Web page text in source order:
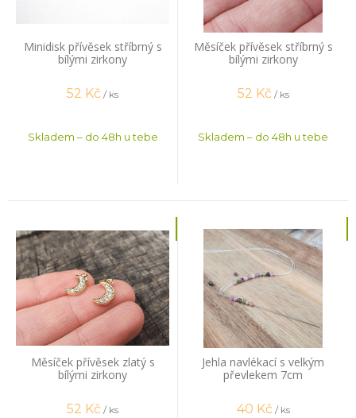
Minidisk přívěsek stříbrný s
bílými zirkony
52 Kč / ks
Skladem – do 48h u tebe
Měsíček přívěsek stříbrný s
bílými zirkony
52 Kč / ks
Skladem – do 48h u tebe
Měsíček přívěsek zlatý s
bílými zirkony
52 Kč / ks
Jehla navlékací s velkým
převlekem 7cm
40 Kč / ks